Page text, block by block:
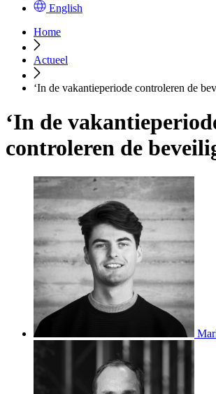
English
Home
Actueel
‘In de vakantieperiode controleren de
‘In de
controleren de